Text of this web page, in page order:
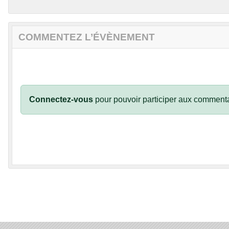
COMMENTEZ L’ÉVÈNEMENT
Connectez-vous pour pouvoir participer aux